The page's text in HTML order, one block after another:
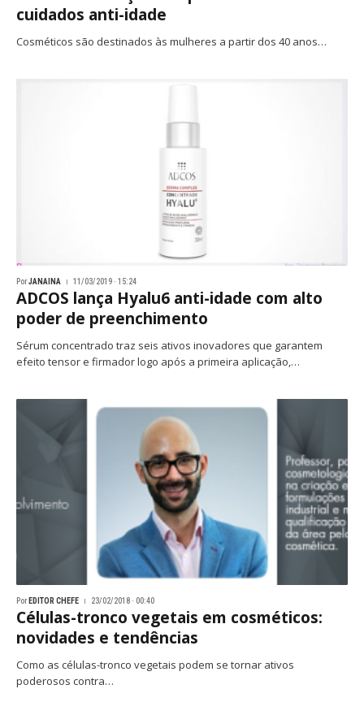
cuidados anti-idade
Cosméticos são destinados às mulheres a partir dos 40 anos…
PorJANAINA 11/03/2019 · 15:24
ADCOS lança Hyalu6 anti-idade com alto
poder de preenchimento
Sérum concentrado traz seis ativos inovadores que garantem
efeito tensor e firmador logo após a primeira aplicação,…
Por EDITOR CHEFE 23/02/2018 · 00:40
Células-tronco vegetais em cosméticos:
novidades e tendências
Como as células-tronco vegetais podem se tornar ativos
poderosos contra…